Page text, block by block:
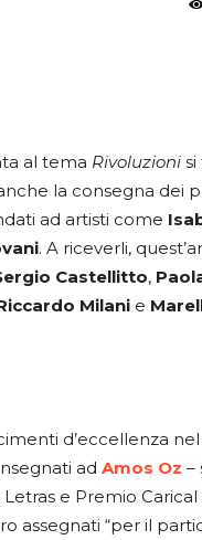
al tema Rivoluzioni si
la consegna dei
ad artisti come
. A riceverli,
Castellitto,
Milani e
d’eccellenza
ad Amos Oz –
e Premio Carical
assegnati “per il